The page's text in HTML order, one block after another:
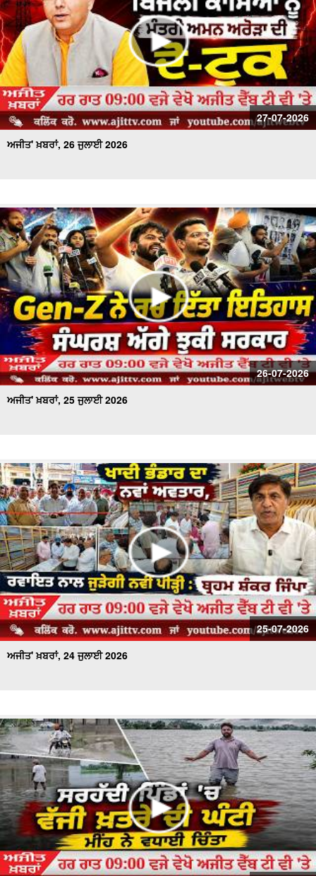
27-07-2026
ਅਜੀਤ' ਖ਼ਬਰਾਂ, 26 ਜੁਲਾਈ 2026
26-07-2026
ਅਜੀਤ' ਖ਼ਬਰਾਂ, 25 ਜੁਲਾਈ 2026
25-07-2026
ਅਜੀਤ' ਖ਼ਬਰਾਂ, 24 ਜੁਲਾਈ 2026